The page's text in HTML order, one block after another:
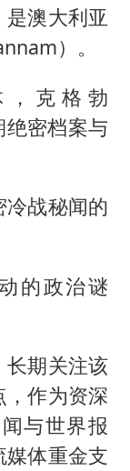
澳大利亚
）。
，克格勃
绝密档案与
战秘闻的
的政治谜
长期关注该
作为资深
与世界报
体重金支